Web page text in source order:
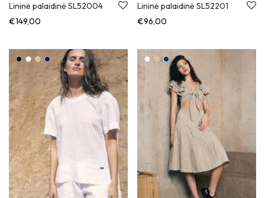
Lininė palaidinė SL52004
€149,00
Lininė palaidinė SL52201
€96,00